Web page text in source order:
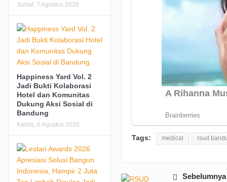
Tags: medical rsud
Sebelumnya
Jumat, 7 Agustus 2026
Happiness Yard Vol. 2
Jadi Bukti Kolaborasi
Hotel dan Komunitas
Dukung Aksi Sosial di
Bandung
Kamis, 6 Agustus 2026